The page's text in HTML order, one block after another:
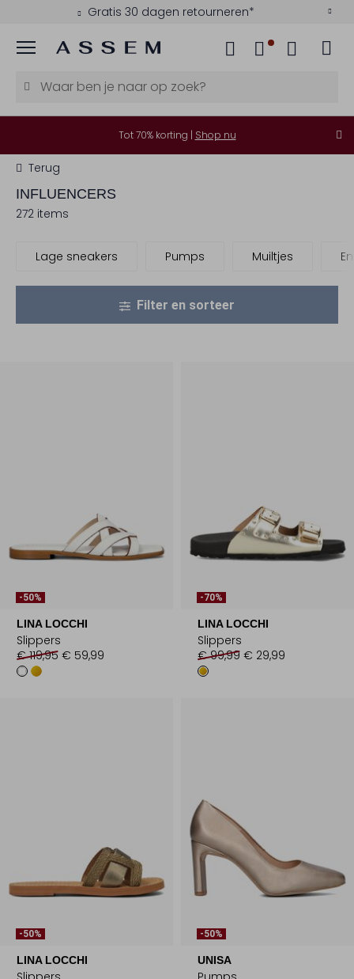
Betaal achteraf met Klarna
Menu
Tot 70% korting | Shop nu
Terug
INFLUENCERS
272 items
Lage sneakers Pumps Muiltjes
Filter en sorteer
-50%
LINA LOCCHI
Slippers
€ 119,95 € 59,99
-70%
LINA LOCCHI
Slippers
€ 99,99 € 29,99
-50%
LINA LOCCHI
-50%
UNISA